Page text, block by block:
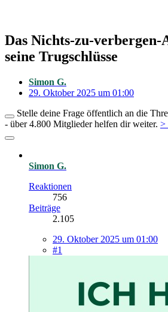
Das Nichts-zu-verbergen-
seine Trugschlüsse
Simon G.
29. Oktober 2025 um 01:00
Stelle deine Frage öffentlich an die
- über 4.800 Mitglieder helfen dir weiter. >
Simon G.
Reaktionen
756
Beiträge
2.105
29. Oktober 2025 um 01:00
#1